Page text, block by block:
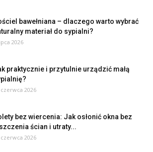
bawełniana – dlaczego warto wybrać
materiał do sypialni?
2026
praktycznie i przytulnie urządzić małą
2026
bez wiercenia: Jak osłonić okna bez
ścian i utraty...
2026